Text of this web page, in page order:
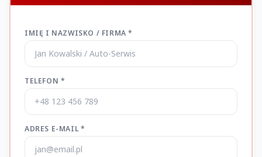
IMIĘ I NAZWISKO / FIRMA *
TELEFON *
ADRES E-MAIL *